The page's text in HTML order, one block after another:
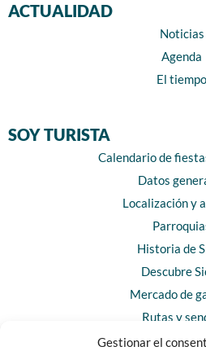
Gestionar el
ACTUALIDAD
Noticias
Agenda
El tiempo
SOY TURISTA
Calendario de
Datos
Localización y
Historia de
Descubre
Mercado de
Rutas y